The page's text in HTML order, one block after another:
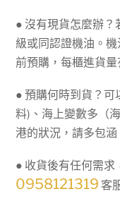
● 沒有現貨怎麼辦
級或同認證機油。
前預購，每櫃進貨量
● 預購何時到貨？
料)、海上變數多（
港的狀況，請多包涵
● 收貨後有任何需求
0958121319 客